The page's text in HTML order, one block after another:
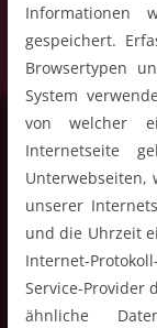
Informationen
gespeichert.
Browsertypen
System
von welcher
Internetseite
Unterwebseiten,
unserer
und die Uhrzeit
Internet-
Service-Provider
ähnliche